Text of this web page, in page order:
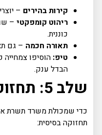
קירות בהירים –
ריהוט קומפקטי –
כוננית.
תאורה חכמה – גם
טיפ: הוסיפו
הבדל ענק.
שלב 5: תחזוקה שוטפת
כדי שמכולת משרד תשרת
תחזוקה בסיסית: